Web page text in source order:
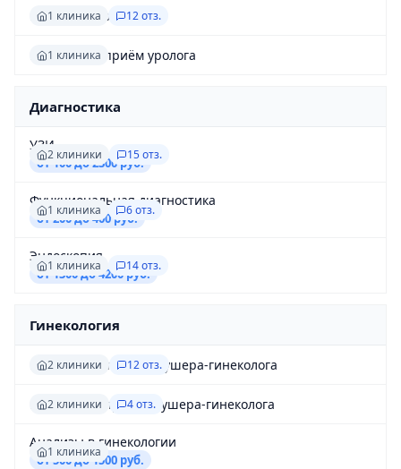
Приём уролога
1 клиника 12 отз.
Повторный приём уролога
1 клиника
Диагностика
УЗИ
от 100 до 2300 руб.
2 клиники 15 отз.
Функциональная диагностика
от 200 до 400 руб.
1 клиника 6 отз.
Эндоскопия
от 1300 до 4200 руб.
1 клиника 14 отз.
Гинекология
Первичный приём акушера-гинеколога
2 клиники 12 отз.
Повторный приём акушера-гинеколога
2 клиники 4 отз.
Анализы в гинекологии
от 500 до 1500 руб.
1 клиника